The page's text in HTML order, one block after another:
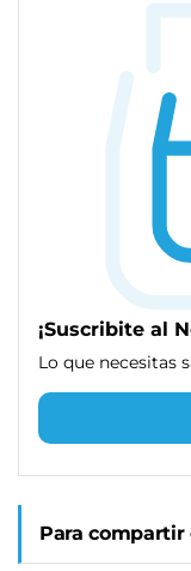
¡Suscribite al
Lo que necesitas
Para compartir